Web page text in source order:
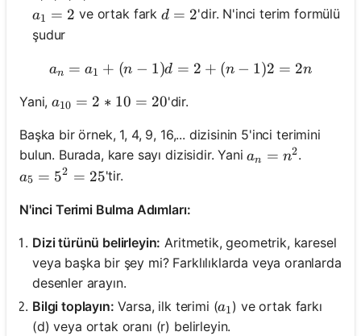
a_1 = 2
a1 = 2 ve ortak fark d=2
d = 2'dir. N'inci terim formülü
şudur
a_n = a_1 + (n - 1)d = 2
an = a1 + (n − 1)d = 2 + (n − 1)2 = 2n
Yani,a_{10} = 2*10 = 20
a10 = 2 ∗ 10 = 20'dir.
Başka bir örnek, 1, 4, 9, 16,... dizisinin 5'inci terimini
bulun. Burada, kare sayı dizisidir. Yania_n = n^2
an = n2.
a_5 = 5^2 = 25
a5 = 52 = 25'tir.
N'inci Terimi Bulma Adımları:
Dizi türünü belirleyin: Aritmetik, geometrik, karesel
veya başka bir şey mi? Farklılıklarda veya oranlarda
desenler arayın.
Bilgi toplayın: Varsa, ilk terimi (a_1
a1) ve ortak farkı
(d) veya ortak oranı (r) belirleyin.